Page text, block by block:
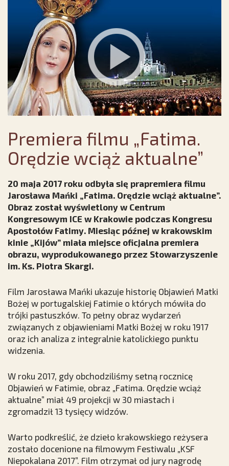
Premiera filmu „Fatima.
Orędzie wciąż aktualne”
20 maja 2017 roku odbyła się prapremiera filmu
Jarosława Mańki „Fatima. Orędzie wciąż aktualne”.
Obraz został wyświetlony w Centrum
Kongresowym ICE w Krakowie podczas Kongresu
Apostołów Fatimy. Miesiąc późnej w krakowskim
kinie „Kijów” miała miejsce oficjalna premiera
obrazu, wyprodukowanego przez Stowarzyszenie
im. Ks. Piotra Skargi.
Film Jarosława Mańki ukazuje historię Objawień Matki
Bożej w portugalskiej Fatimie o których mówiła do
trójki pastuszków. To pełny obraz wydarzeń
związanych z objawieniami Matki Bożej w roku 1917
oraz ich analiza z integralnie katolickiego punktu
widzenia.
W roku 2017, gdy obchodziliśmy setną rocznicę
Objawień w Fatimie, obraz „Fatima. Orędzie wciąż
aktualne” miał 49 projekcji w 30 miastach i
zgromadził 13 tysięcy widzów.
Warto podkreślić, że dzieło krakowskiego reżysera
zostało docenione na filmowym Festiwalu „KSF
Niepokalana 2017”. Film otrzymał od jury nagrodę